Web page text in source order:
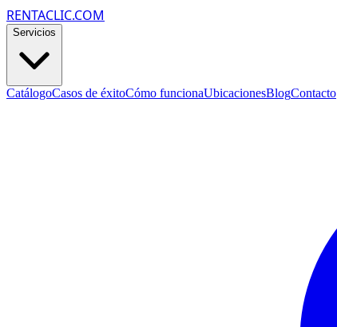
RENTACLIC.COM
Servicios
CatálogoCasos de éxitoCómo funcionaUbicacionesBlogContacto